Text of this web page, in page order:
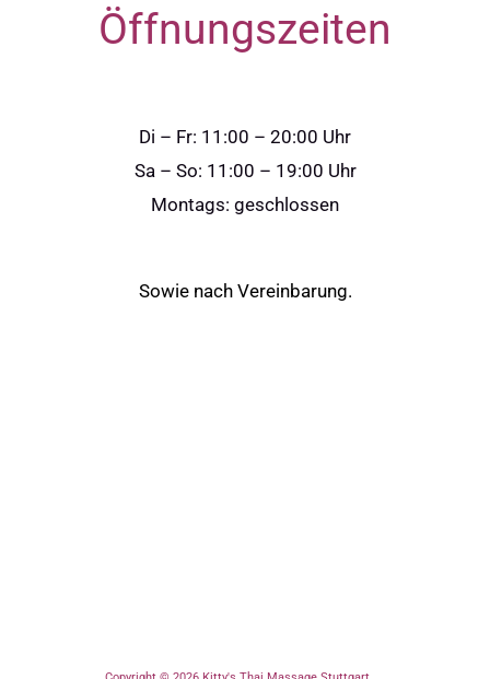
Öffnungszeiten
Di – Fr: 11:00 – 20:00 Uhr
Sa – So: 11:00 – 19:00 Uhr
Montags: geschlossen
Sowie nach Vereinbarung.